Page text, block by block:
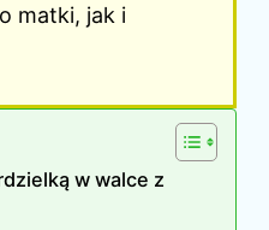
matki, jak i
w walce z